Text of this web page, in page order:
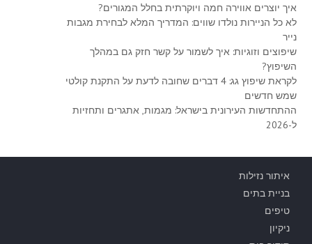
איך יוצרים אווירה חמה ויוקרתית בחלל המגורים?
לא כל הניירות נולדו שווים: המדריך המלא לבחירת מגבות
נייר
שיפוצים וזוגיות: איך לשמור על קשר חזק גם במהלך
השיפוץ?
לקראת שיפוץ גג: 4 דברים שחובה לדעת על התקנת קולטי
שמש חדשים
ההתחדשות העירונית בישראל: מגמות, אתגרים ותחזיות
ל-2026
איתור נזילות
בניית בתים
טיפים
ניקיון